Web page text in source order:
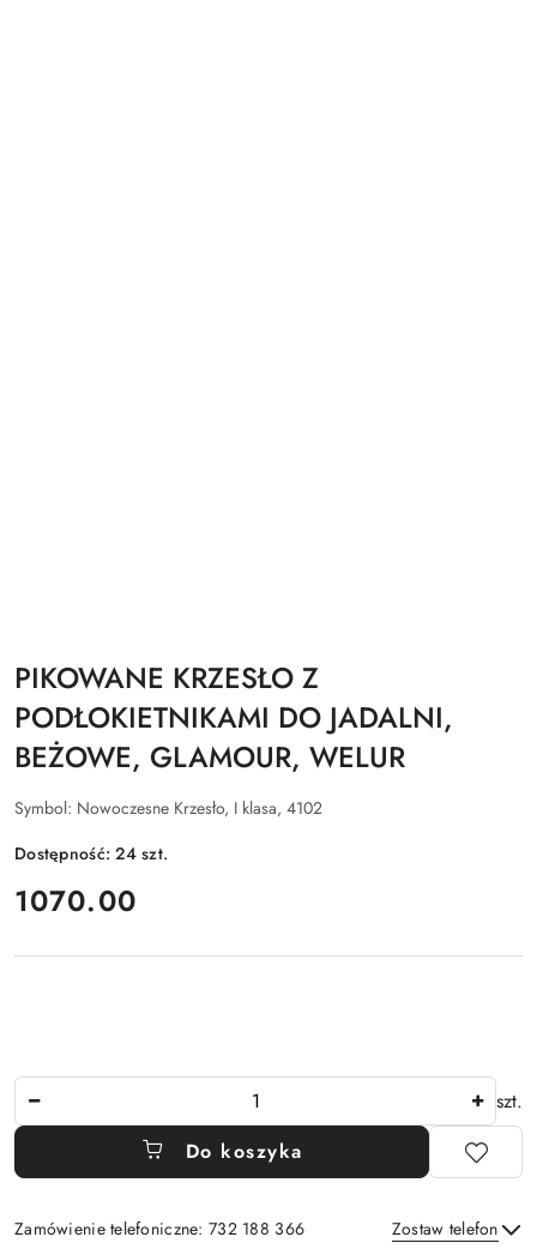
PIKOWANE KRZESŁO Z
PODŁOKIETNIKAMI DO JADALNI,
BEŻOWE, GLAMOUR, WELUR
Symbol: Nowoczesne Krzesło, I klasa, 4102
Dostępność:24szt.
cena:
1070.00
szt.
Do koszyka
Zamówienie telefoniczne: 732 188 366 Zostaw telefon